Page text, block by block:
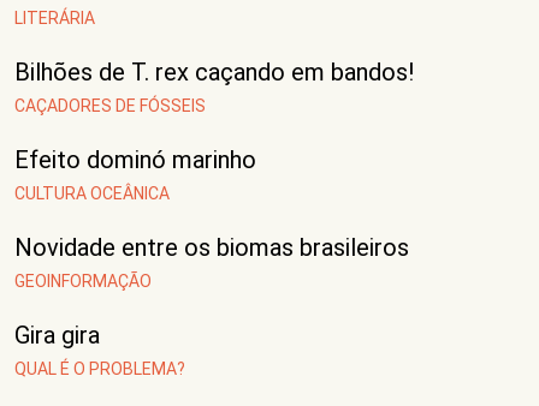
LITERÁRIA
Bilhões de T. rex caçando em bandos!
CAÇADORES DE FÓSSEIS
Efeito dominó marinho
CULTURA OCEÂNICA
Novidade entre os biomas brasileiros
GEOINFORMAÇÃO
Gira gira
QUAL É O PROBLEMA?